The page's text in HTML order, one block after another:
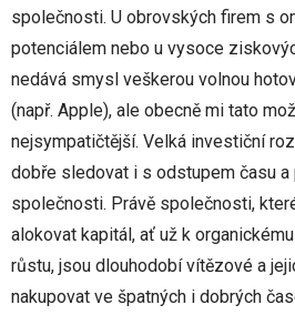
společnosti. U obrovských firem s
potenciálem nebo u vysoce
nedává smysl veškerou volnou
(např. Apple), ale obecně mi tato
nejsympatičtější. Velká investiční
dobře sledovat i s odstupem času
společnosti. Právě společnosti,
alokovat kapitál, ať už k
růstu, jsou dlouhodobí vítězové a
nakupovat ve špatných i dobrých